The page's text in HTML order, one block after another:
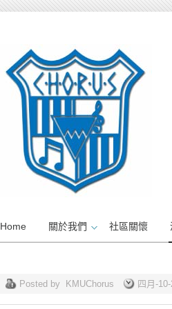
Home 關於我們 社區關懷
Posted by KMUChorus 四月-